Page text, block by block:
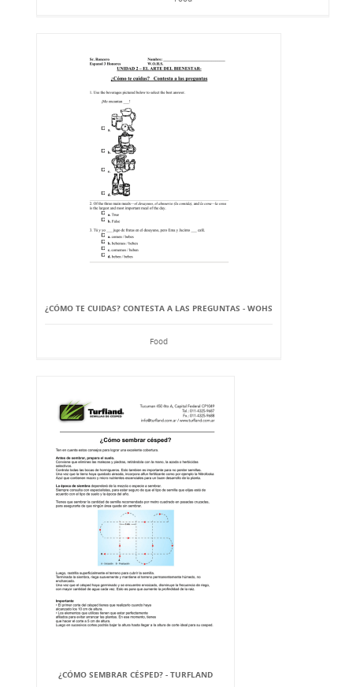
¿CÓMO TE CUIDAS? CONTESTA A LAS PREGUNTAS - WOHS
Food
¿CÓMO SEMBRAR CÉSPED? - TURFLAND